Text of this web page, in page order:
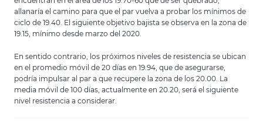
allanaría el camino para que el par vuelva a probar los mínimos de
ciclo de 19.40. El siguiente objetivo bajista se observa en la zona de
19.15, mínimo desde marzo del 2020.
En sentido contrario, los próximos niveles de resistencia se ubican
en el promedio móvil de 20 días en 19.94, que de asegurarse,
podría impulsar al par a que recupere la zona de los 20.00. La
media móvil de 100 días, actualmente en 20.20, será el siguiente
nivel resistencia a considerar.